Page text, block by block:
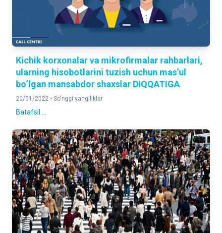
Kichik korxonalar va mikrofirmalar rahbarlari,
ularning hisobotlarini tuzish uchun mas’ul
bo‘lgan mansabdor shaxslar DIQQATIGA
20/01/2022 • So'nggi yangiliklar
Batafsil ...